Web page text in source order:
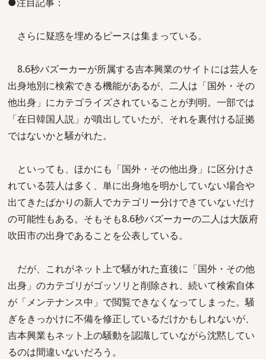
さらに疑惑を埋めるピースは集まっている。
8.6秒バズーカーが所属する吉本興業のサイトには芸人を
出身地別に検索できる機能があるが、二人は「国外・その
他出身」にカテゴライズされていることが判明。一部では
「在日韓国人説」が噴出していたが、それを裏付ける証拠
ではないかと騒がれた。
といっても、ほかにも「国外・その他出身」に区分けさ
れている芸人は多く、単に出身地を明かしていない場合や
出てきたばかりの新人でカテゴリー分けできていないだけ
の可能性もある。そもそも8.6秒バズーカーの二人は大阪府
吹田市の出身であることを公表している。
だが、これがネット上で騒がれた直後に「国外・その他
出身」のカテゴリがゴッソリと削除され、続いて検索自体
が「メンテナンス中」で閲覧できなくなってしまった。騒
ぎをきっかけに不備を修正しているだけかもしれないが、
吉本興業もネット上の騒動を認識していながら沈黙してい
るのは間違いないだろう。